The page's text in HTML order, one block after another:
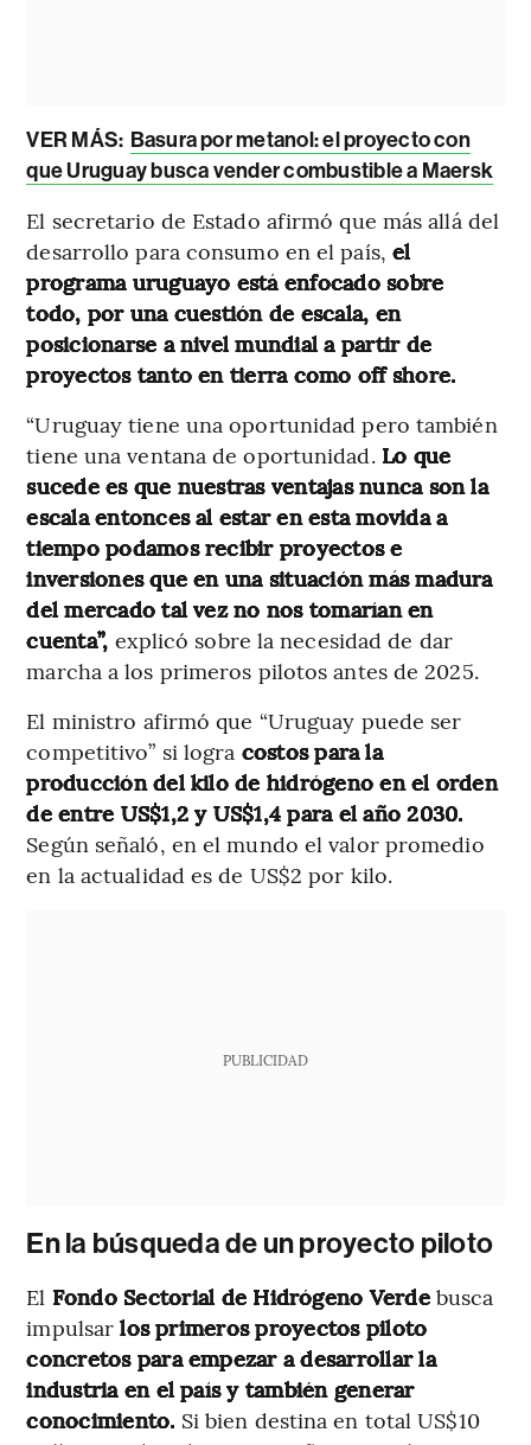
VER MÁS: Basura por metanol: el proyecto con
que Uruguay busca vender combustible a Maersk
El secretario de Estado afirmó que más allá del
desarrollo para consumo en el país, el
programa uruguayo está enfocado sobre
todo, por una cuestión de escala, en
posicionarse a nivel mundial a partir de
proyectos tanto en tierra como off shore.
“Uruguay tiene una oportunidad pero también
tiene una ventana de oportunidad.Lo que
sucede es que nuestras ventajas nunca son la
escala entonces al estar en esta movida a
tiempo podamos recibir proyectos e
inversiones que en una situación más madura
del mercado tal vez no nos tomarían en
cuenta”, explicó sobre la necesidad de dar
marcha a los primeros pilotos antes de 2025.
El ministro afirmó que “Uruguay puede ser
competitivo” si logra costos para la
producción del kilo de hidrógeno en el orden
de entre US$1,2 y US$1,4 para el año 2030.
Según señaló, en el mundo el valor promedio
en la actualidad es de US$2 por kilo.
PUBLICIDAD
En la búsqueda de un proyecto piloto
El Fondo Sectorial de Hidrógeno Verdebusca
impulsarlos primeros proyectos piloto
concretos para empezar a desarrollar la
industria en el país y también generar
conocimiento. Si bien destina en total US$10